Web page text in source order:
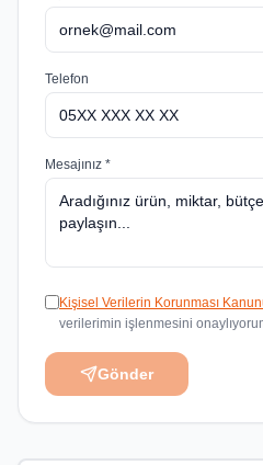
Telefon
Mesajınız *
Kişisel Verilerin Korunması
verilerimin işlenmesini
Gönder